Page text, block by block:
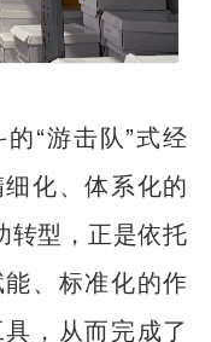
“游击队”式经
化、体系化的
转型，正是依托
、标准化的作
，从而完成了